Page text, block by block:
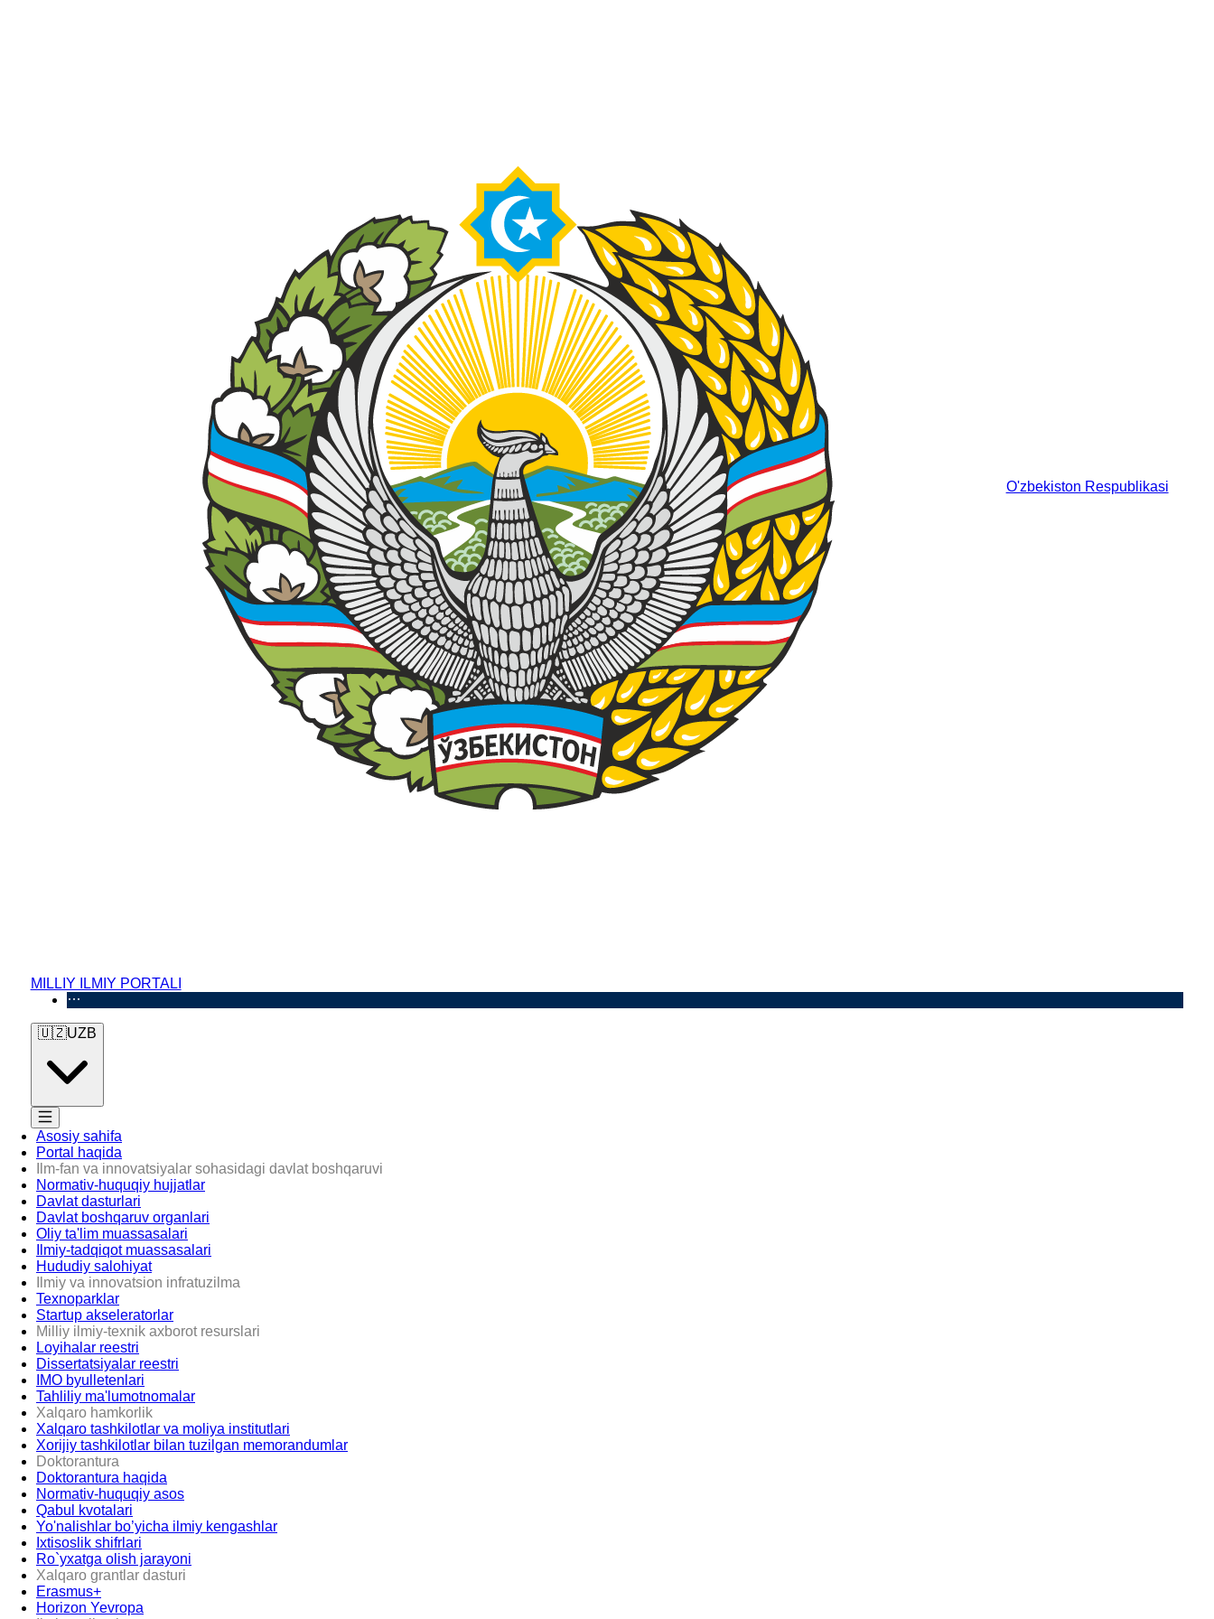
O'zbekiston Respublikasi
MILLIY ILMIY PORTALI
🇺🇿UZB
Asosiy sahifa
Portal haqida
Ilm-fan va innovatsiyalar sohasidagi davlat boshqaruvi
Normativ-huquqiy hujjatlar
Davlat dasturlari
Davlat boshqaruv organlari
Oliy ta'lim muassasalari
Ilmiy-tadqiqot muassasalari
Hududiy salohiyat
Ilmiy va innovatsion infratuzilma
Texnoparklar
Startup akseleratorlar
Milliy ilmiy-texnik axborot resurslari
Loyihalar reestri
Dissertatsiyalar reestri
IMO byulletenlari
Tahliliy ma'lumotnomalar
Xalqaro hamkorlik
Xalqaro tashkilotlar va moliya institutlari
Xorijiy tashkilotlar bilan tuzilgan memorandumlar
Doktorantura
Doktorantura haqida
Normativ-huquqiy asos
Qabul kvotalari
Yo'nalishlar bo’yicha ilmiy kengashlar
Ixtisoslik shifrlari
Ro`yxatga olish jarayoni
Xalqaro grantlar dasturi
Erasmus+
Horizon Yevropa